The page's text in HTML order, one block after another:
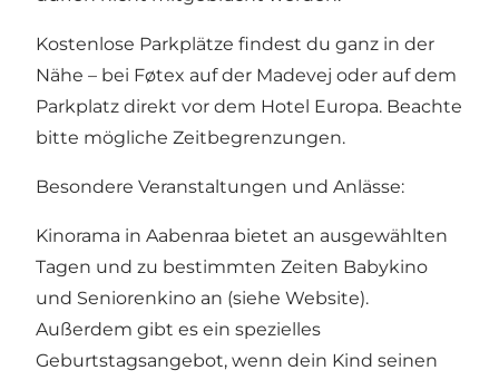
Kostenlose Parkplätze findest du ganz in der
Nähe – bei Føtex auf der Madevej oder auf dem
Parkplatz direkt vor dem Hotel Europa. Beachte
bitte mögliche Zeitbegrenzungen.
Besondere Veranstaltungen und Anlässe:
Kinorama in Aabenraa bietet an ausgewählten
Tagen und zu bestimmten Zeiten Babykino
und Seniorenkino an (siehe Website).
Außerdem gibt es ein spezielles
Geburtstagsangebot, wenn dein Kind seinen